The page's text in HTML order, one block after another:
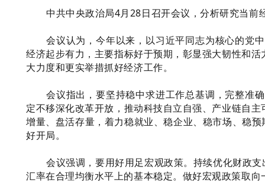
中共中央政治局4月28日召开会议，分析研究当
会议认为，今年以来，以习近平同志为核心的党
经济起步有力，主要指标好于预期，彰显强大韧性和
大力度和更实举措抓好经济工作。
会议指出，要坚持稳中求进工作总基调，完整准
定不移深化改革开放，推动科技自立自强、产业链自
增量、盘活存量，着力稳就业、稳企业、稳市场、稳
好开局。
会议强调，要用好用足宏观政策。持续优化财政
汇率在合理均衡水平上的基本稳定。做好宏观政策取向